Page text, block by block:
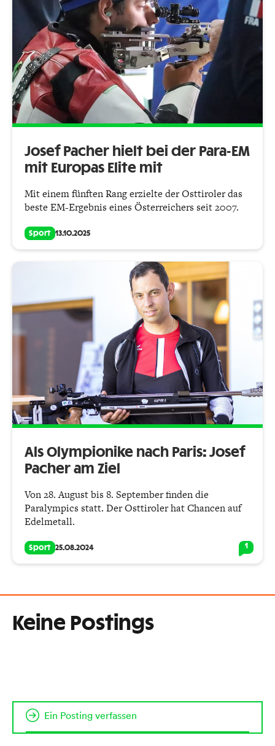
Josef Pacher hielt bei der Para-EM
mit Europas Elite mit
Mit einem fünften Rang erzielte der Osttiroler das
beste EM-Ergebnis eines Österreichers seit 2007.
Sport 13.10.2025
Als Olympionike nach Paris: Josef
Pacher am Ziel
Von 28. August bis 8. September finden die
Paralympics statt. Der Osttiroler hat Chancen auf
Edelmetall.
Sport 25.08.2024 1
Keine Postings
Ein Posting verfassen